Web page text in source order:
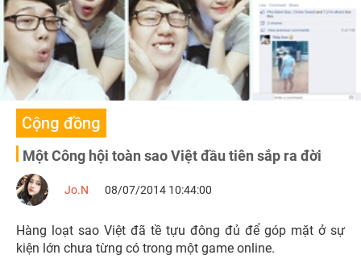
Cộng đồng
Một Công hội toàn sao Việt đầu tiên sắp ra đời
Jo.N 08/07/2014 10:44:00
Hàng loạt sao Việt đã tề tựu đông đủ để góp mặt ở sự
kiện lớn chưa từng có trong một game online.